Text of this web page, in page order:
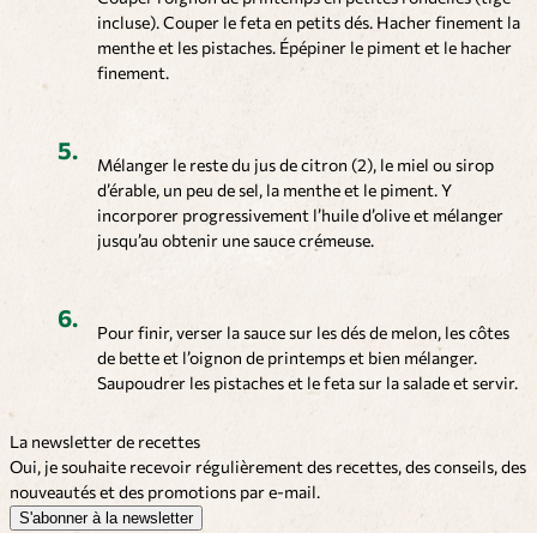
incluse). Couper le feta en petits dés. Hacher finement la
menthe et les pistaches. Épépiner le piment et le hacher
finement.
Mélanger le reste du jus de citron (2), le miel ou sirop
d’érable, un peu de sel, la menthe et le piment. Y
incorporer progressivement l’huile d’olive et mélanger
jusqu’au obtenir une sauce crémeuse.
Pour finir, verser la sauce sur les dés de melon, les côtes
de bette et l’oignon de printemps et bien mélanger.
Saupoudrer les pistaches et le feta sur la salade et servir.
La newsletter de recettes
Oui, je souhaite recevoir régulièrement des recettes, des conseils, des
nouveautés et des promotions par e-mail.
S'abonner à la newsletter